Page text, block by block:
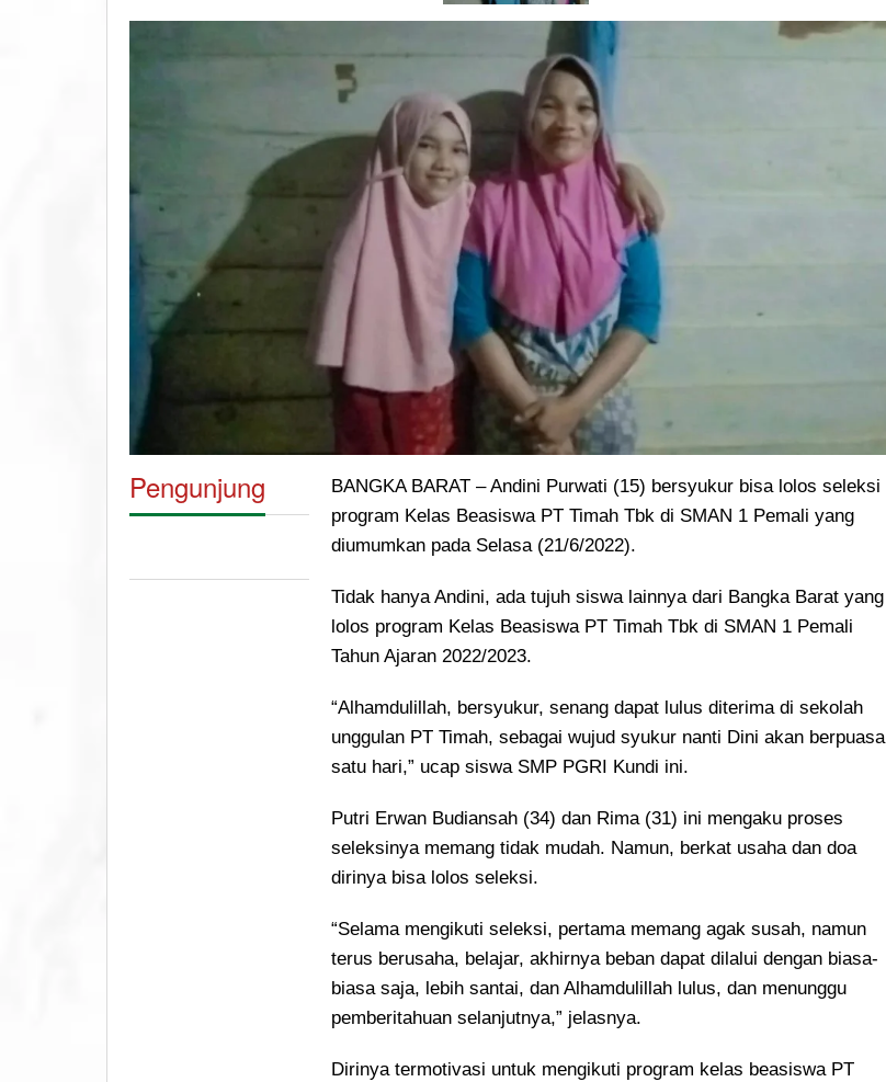
Pengunjung
BANGKA BARAT – Andini Purwati (15) bersyukur bisa lolos seleksi
program Kelas Beasiswa PT Timah Tbk di SMAN 1 Pemali yang
diumumkan pada Selasa (21/6/2022).
Tidak hanya Andini, ada tujuh siswa lainnya dari Bangka Barat yang
lolos program Kelas Beasiswa PT Timah Tbk di SMAN 1 Pemali
Tahun Ajaran 2022/2023.
“Alhamdulillah, bersyukur, senang dapat lulus diterima di sekolah
unggulan PT Timah, sebagai wujud syukur nanti Dini akan berpuasa
satu hari,” ucap siswa SMP PGRI Kundi ini.
Putri Erwan Budiansah (34) dan Rima (31) ini mengaku proses
seleksinya memang tidak mudah. Namun, berkat usaha dan doa
dirinya bisa lolos seleksi.
“Selama mengikuti seleksi, pertama memang agak susah, namun
terus berusaha, belajar, akhirnya beban dapat dilalui dengan biasa-
biasa saja, lebih santai, dan Alhamdulillah lulus, dan menunggu
pemberitahuan selanjutnya,” jelasnya.
Dirinya termotivasi untuk mengikuti program kelas beasiswa PT